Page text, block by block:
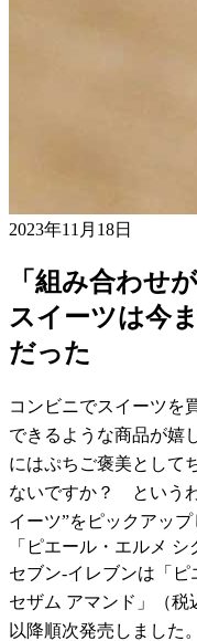
2023年11月18日
「組み合わせ
スイーツは今
だった
コンビニでスイーツを
できるような商品が嬉
にはぷちご褒美として
ないですか？ という
イーツ”をピックアップ
「ピエール・エルメ
セブン-イレブンは「
セザム アマンド」（税
以降順次発売しました。